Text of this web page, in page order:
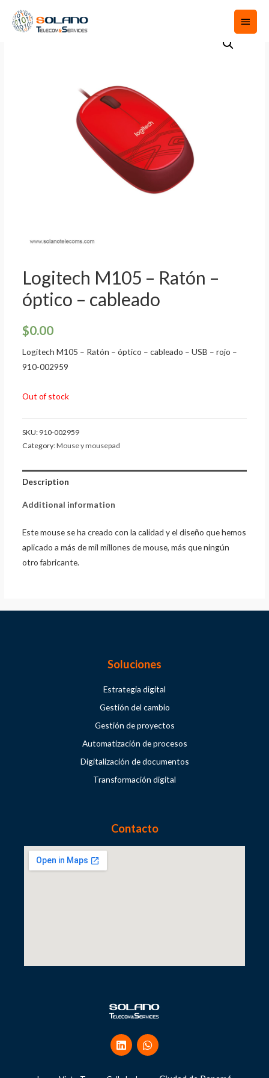
Logitech M105 – Ratón –
óptico – cableado
$0.00
Logitech M105 – Ratón – óptico – cableado – USB – rojo –
910-002959
Out of stock
SKU: 910-002959
Category:Mouse y mousepad
Description
Additional information
Este mouse se ha creado con la calidad y el diseño que hemos
aplicado a más de mil millones de mouse, más que ningún
otro fabricante.
Soluciones
Estrategia digital
Gestión del cambio
Gestión de proyectos
Automatización de procesos
Digitalización de documentos
Transformación digital
Contacto